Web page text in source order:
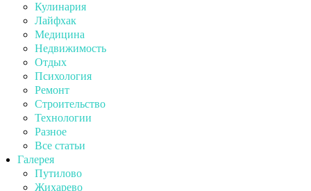
Кулинария
Лайфхак
Медицина
Недвижимость
Отдых
Психология
Ремонт
Строительство
Технологии
Разное
Все статьи
Галерея
Путилово
Жихарево